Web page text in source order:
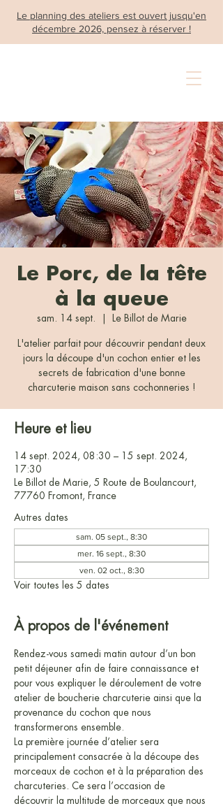
Le planning des ateliers est ouvert jusqu'en
décembre 2026, pensez à réserver !
Le Porc, de la tête
à la queue
sam. 14 sept. Le Billot de Marie
L'atelier parfait pour découvrir pendant deux
jours la découpe d'un cochon entier et les
secrets de fabrication d'une bonne
charcuterie maison sans cochonneries !
Heure et lieu
14 sept. 2024, 08:30 – 15 sept. 2024,
17:30
Le Billot de Marie, 5 Route de Boulancourt,
77760 Fromont, France
Autres dates
sam. 05 sept., 8:30
mer. 16 sept., 8:30
ven. 02 oct., 8:30
Voir toutes les 5 dates
À propos de l'événement
Rendez-vous samedi matin autour d’un bon
petit déjeuner afin de faire connaissance et
pour vous expliquer le déroulement de votre
atelier de boucherie charcuterie ainsi que la
provenance du cochon que nous
transformerons ensemble.
La première journée d’atelier sera
principalement consacrée à la découpe des
morceaux de cochon et à la préparation des
charcuteries. Ce sera l’occasion de
découvrir la multitude de morceaux que nous